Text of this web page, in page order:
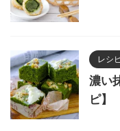
レシ
濃い
ピ】